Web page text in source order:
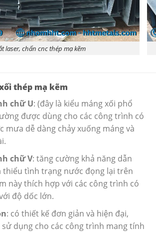
laser, chấn cnc thép mạ kẽm
thép mạ kẽm
chữ U: (đây là kiểu máng xối phổ
được dùng cho các công trình có
mưa dễ dàng chảy xuống máng và
chữ V: tăng cường khả năng dẫn
thiểu tình trạng nước đọng lại trên
này thích hợp với các công trình có
độ dốc lớn.
: có thiết kế đơn giản và hiện đại,
dụng cho các công trình mang tính